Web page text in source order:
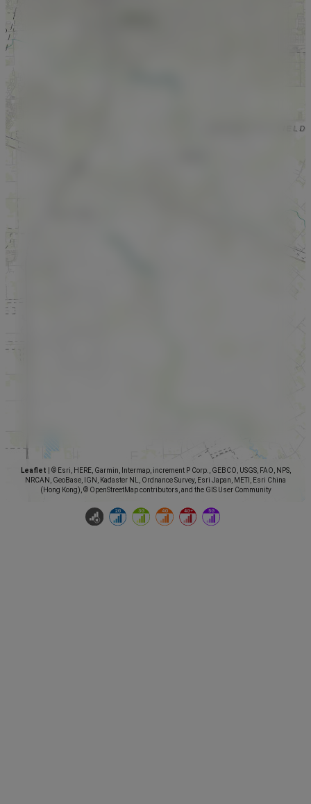
Leaflet
© Esri, HERE, Garmin, Intermap, increment P Corp., GEBCO, USGS, FAO, NPS,
NRCAN, GeoBase, IGN, Kadaster NL, Ordnance Survey, Esri Japan, METI, Esri China
(Hong Kong), © OpenStreetMap contributors, and the GIS User Community